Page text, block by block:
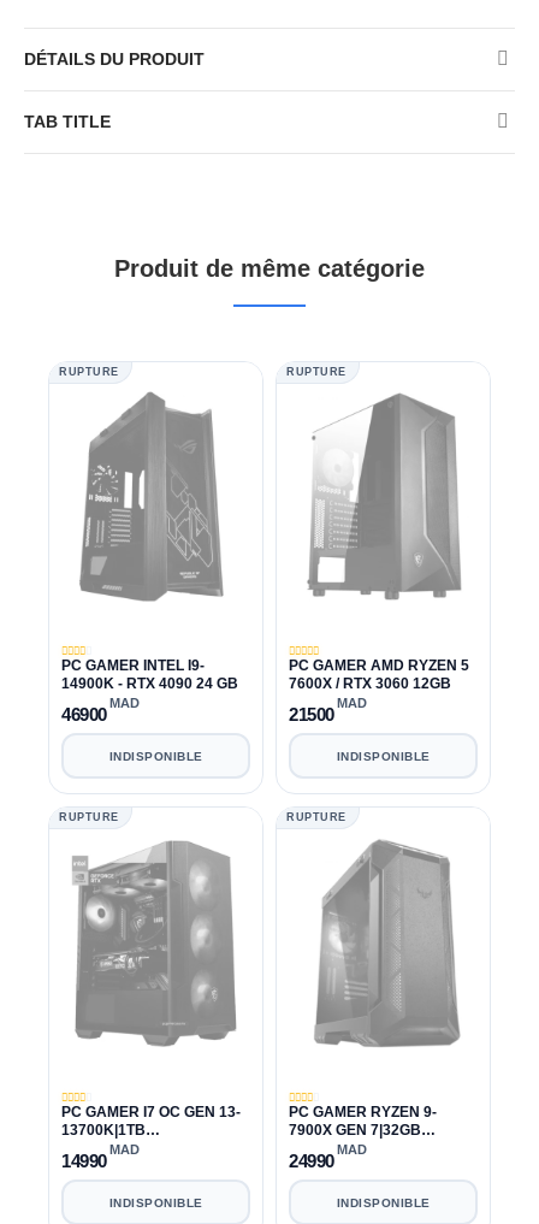
DÉTAILS DU PRODUIT
TAB TITLE
Produit de même catégorie
RUPTURE
PC GAMER INTEL I9-
14900K - RTX 4090 24 GB
46900
MAD
INDISPONIBLE
RUPTURE
PC GAMER AMD RYZEN 5
7600X / RTX 3060 12GB
21500
MAD
INDISPONIBLE
RUPTURE
PC GAMER I7 OC GEN 13-
13700K|1TB
SSD|32GB|RTX 3060
14990
MAD
INDISPONIBLE
RUPTURE
PC GAMER RYZEN 9-
7900X GEN 7|32GB
DDR5|4TB|RTX 4070 TI
24990
MAD
INDISPONIBLE